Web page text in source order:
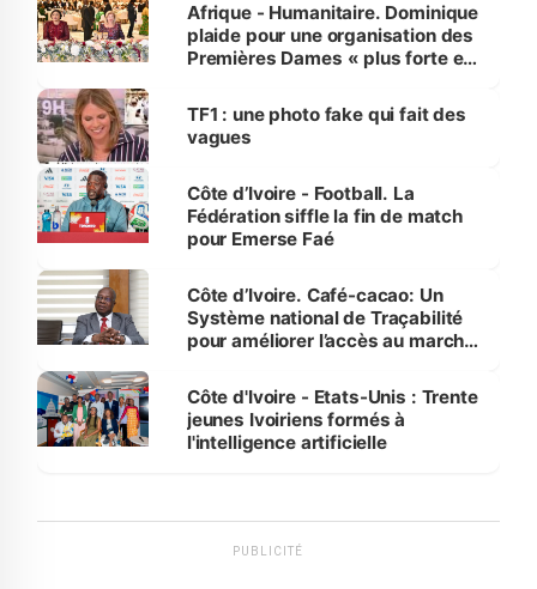
Afrique - Humanitaire. Dominique
plaide pour une organisation des
Premières Dames « plus forte et
sur la scène internationale »
TF1 : une photo fake qui fait des
vagues
Côte d’Ivoire - Football. La
Fédération siffle la fin de match
pour Emerse Faé
Côte d’Ivoire. Café-cacao: Un
Système national de Traçabilité
pour améliorer l’accès au marché
Côte d'Ivoire - Etats-Unis : Trente
jeunes Ivoiriens formés à
l'intelligence artificielle
PUBLICITÉ